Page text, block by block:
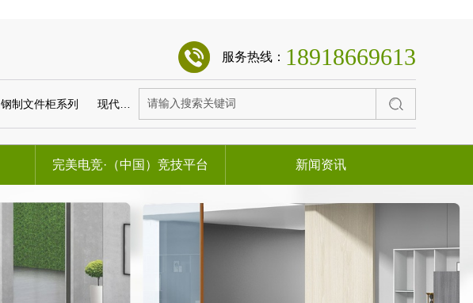
服务热线： 18918669613
钢制文件柜系列 现代板式会议桌 烤漆类会议桌 办公沙发系列
完美电竞·（中国）竞技平台 新闻资讯